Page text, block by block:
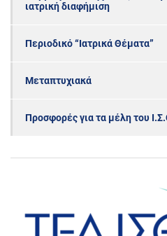
ιατρική διαφήμιση
Περιοδικό “Ιατρικά Θέματα”
Μεταπτυχιακά
Προσφορές για τα μέλη του